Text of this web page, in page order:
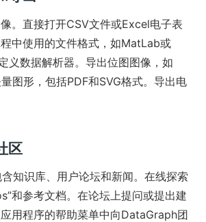
。直接打开CSV文件或Excel电子表
中使用的文件格式，如MatLab或
义数据解析器。导出位图图像，如
图形，包括PDF和SVG格式。导出电
区
知识库、用户论坛和新闻。在线探索
和参考文档。在论坛上提问或提出建
用程序的帮助菜单中向DataGraph团